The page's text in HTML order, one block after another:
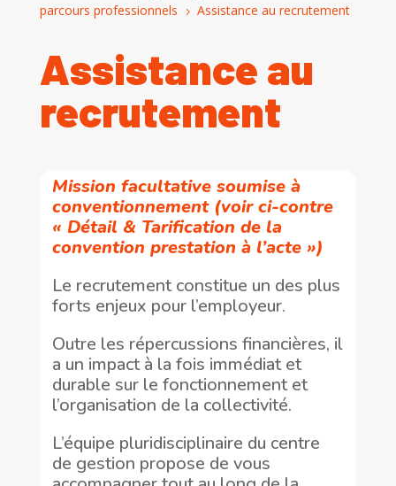
parcours professionnels
5 Assistance au recrutement
Assistance au
recrutement
Mission facultative soumise à
conventionnement (voir ci-contre
« Détail & Tarification de la
convention prestation à l’acte »)
Le recrutement constitue un des plus
forts enjeux pour l’employeur.
Outre les répercussions financières, il
a un impact à la fois immédiat et
durable sur le fonctionnement et
l’organisation de la collectivité.
L’équipe pluridisciplinaire du centre
de gestion propose de vous